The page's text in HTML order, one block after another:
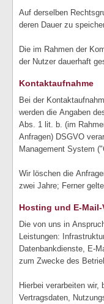
Auf derselben
deren Dauer zu
Die im Rahmen der
der Nutzer dauerhaft
Kontaktaufnahme
Bei der
werden die Angaben
Abs. 1 lit. b. (im
Anfragen) DSGVO
Management System
Wir löschen die
zwei Jahre; Ferner
Hosting und E-Mail-
Die von uns in
Leistungen:
Datenbankdienste, E-
zum Zwecke des
Hierbei verarbeiten
Vertragsdaten,